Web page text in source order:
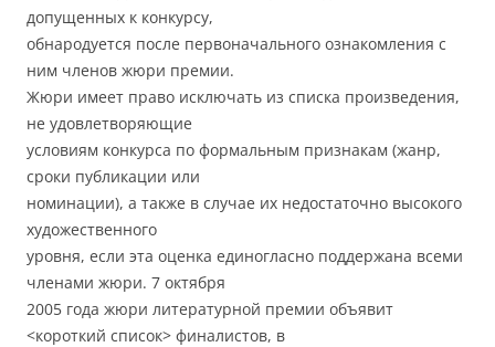
допущенных к конкурсу,
обнародуется после первоначального ознакомления с
ним членов жюри премии.
Жюри имеет право исключать из списка произведения,
не удовлетворяющие
условиям конкурса по формальным признакам (жанр,
сроки публикации или
номинации), а также в случае их недостаточно высокого
художественного
уровня, если эта оценка единогласно поддержана всеми
членами жюри. 7 октября
2005 года жюри литературной премии объявит
<короткий список> финалистов, в